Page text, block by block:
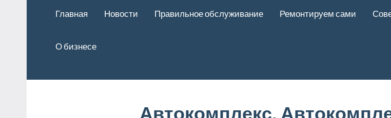
Главная Новости Правильное обслуживание Ремонтируем сами
О бизнесе
Автокомплекс,